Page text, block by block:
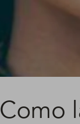
Como